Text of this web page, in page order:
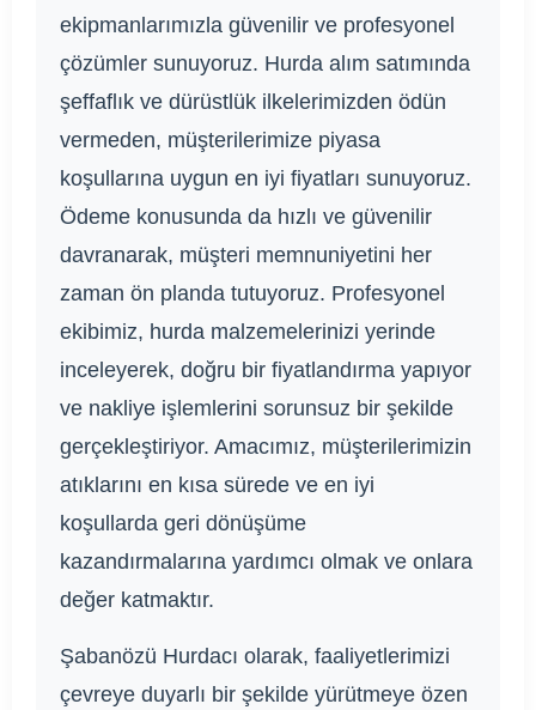
ekipmanlarımızla güvenilir ve profesyonel
çözümler sunuyoruz. Hurda alım satımında
şeffaflık ve dürüstlük ilkelerimizden ödün
vermeden, müşterilerimize piyasa
koşullarına uygun en iyi fiyatları sunuyoruz.
Ödeme konusunda da hızlı ve güvenilir
davranarak, müşteri memnuniyetini her
zaman ön planda tutuyoruz. Profesyonel
ekibimiz, hurda malzemelerinizi yerinde
inceleyerek, doğru bir fiyatlandırma yapıyor
ve nakliye işlemlerini sorunsuz bir şekilde
gerçekleştiriyor. Amacımız, müşterilerimizin
atıklarını en kısa sürede ve en iyi
koşullarda geri dönüşüme
kazandırmalarına yardımcı olmak ve onlara
değer katmaktır.
Şabanözü Hurdacı olarak, faaliyetlerimizi
çevreye duyarlı bir şekilde yürütmeye özen